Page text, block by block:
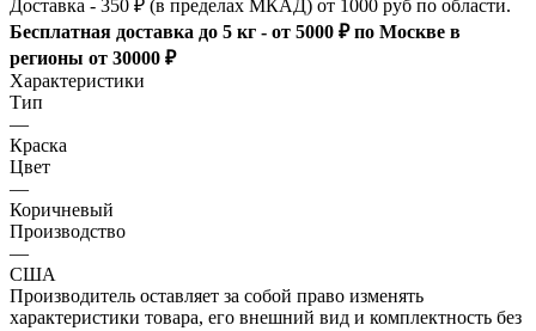
Доставка - 350 ₽ (в пределах МКАД) от 1000 руб по области.
Бесплатная доставка до 5 кг - от 5000 ₽ по Москве в
регионы от 30000 ₽
Характеристики
Тип
—
Краска
Цвет
—
Коричневый
Производство
—
США
Производитель оставляет за собой право изменять
характеристики товара, его внешний вид и комплектность без